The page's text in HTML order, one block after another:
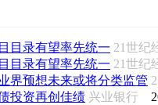
目录有望率先统一 21世纪
目录有望率先统一 21世纪
界预想未来或将分类监管
投资再创佳绩 兴业银行